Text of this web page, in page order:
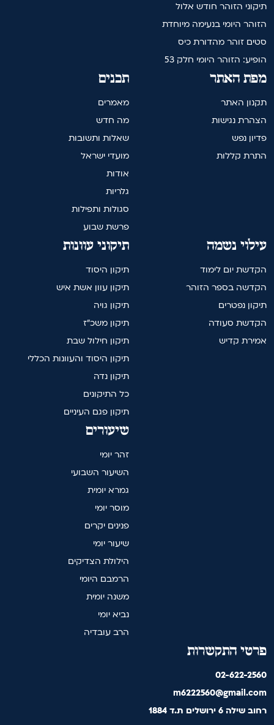
תיקוני הזוהר חודש אלול
הזוהר היומי בנעימה מיוחדת
סטים זוהר מהדורת כיס
הופיע: הזוהר היומי חלק 53
תכנים
מאמרים
מה חדש
שאלות ותשובות
מועדי ישראל
אודות
גלריות
סגולות ותפילות
פרשת שבוע
מפת האתר
תקנון האתר
הצהרת נגישות
פדיון נפש
התרת קללות
תיקוני עוונות
תיקון היסוד
תיקון עוון אשת איש
תיקון גויה
תיקון משכ"ז
תיקון חילול שבת
תיקון היסוד והעוונות הכללי
תיקון נדה
כל התיקונים
תיקון פגם העיניים
עילוי נשמה
הקדשת יום לימוד
הקדשה בספר הזוהר
תיקון נפטרים
הקדשת סעודה
אמירת קדיש
שיעורים
זהר יומי
השיעור השבועי
גמרא יומית
מוסר יומי
פנינים יקרים
שיעור יומי
הילולת הצדיקים
הרמבם היומי
משנה יומית
נביא יומי
הרב עובדיה
פרטי התקשרות
02-622-2560
m6222560@gmail.com
רחוב שילה 6 ירושלים ת.ד 1884